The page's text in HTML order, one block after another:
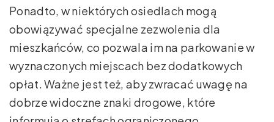
Ponadto, w niektórych osiedlach mogą
obowiązywać specjalne zezwolenia dla
mieszkańców, co pozwala im na parkowanie w
wyznaczonych miejscach bez dodatkowych
opłat. Ważne jest też, aby zwracać uwagę na
dobrze widoczne znaki drogowe, które